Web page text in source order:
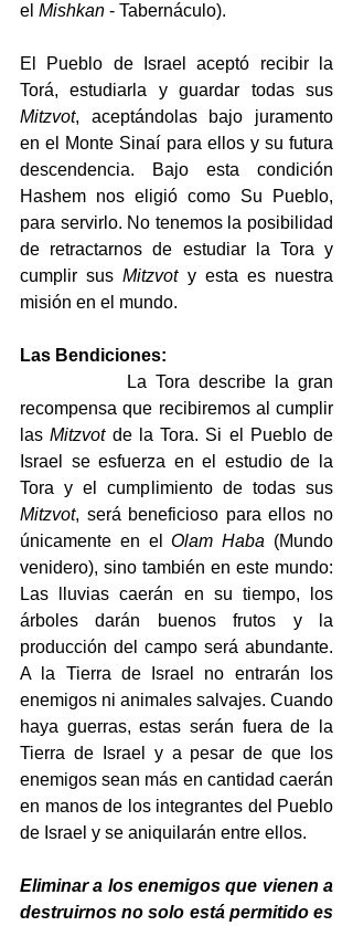
el Mishkan - Tabernáculo).
El Pueblo de Israel aceptó recibir la
Mitzvot, aceptándolas bajo juramento
en el Monte Sinaí para ellos y su futura
descendencia. Bajo esta condición
Hashem nos eligió como Su Pueblo,
para servirlo. No tenemos la posibilidad
de retractarnos de estudiar la Tora y
cumplir sus Mitzvot y esta es nuestra
misión en el mundo.
Las Bendiciones:
La Tora describe la gran
recompensa que recibiremos al cumplir
las Mitzvot de la Tora. Si el Pueblo de
Israel se esfuerza en el estudio de la
Mitzvot, será beneficioso para ellos no
únicamente en el Olam Haba (Mundo
venidero), sino también en este mundo:
Las lluvias caerán en su tiempo, los
árboles darán buenos frutos y la
producción del campo será abundante.
A la Tierra de Israel no entrarán los
enemigos ni animales salvajes. Cuando
haya guerras, estas serán fuera de la
Tierra de Israel y a pesar de que los
enemigos sean más en cantidad caerán
en manos de los integrantes del Pueblo
de Israel y se aniquilarán entre ellos.
Eliminar a los enemigos que vienen a
destruirnos no solo está permitido es